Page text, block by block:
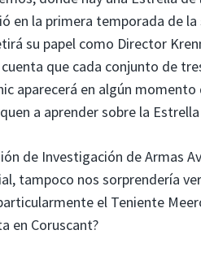
en la primera temporada de
su papel como Director
que cada conjunto de
aparecerá en algún
a aprender sobre la
de Investigación de Armas
tampoco nos sorprendería
el Teniente
en Coruscant?